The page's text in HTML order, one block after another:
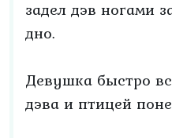
задел дэв ногами
дно.
Девушка быстро
дэва и птицей